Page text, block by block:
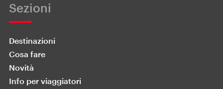
Sezioni
Destinazioni
Cosa fare
Novità
Info per viaggiatori